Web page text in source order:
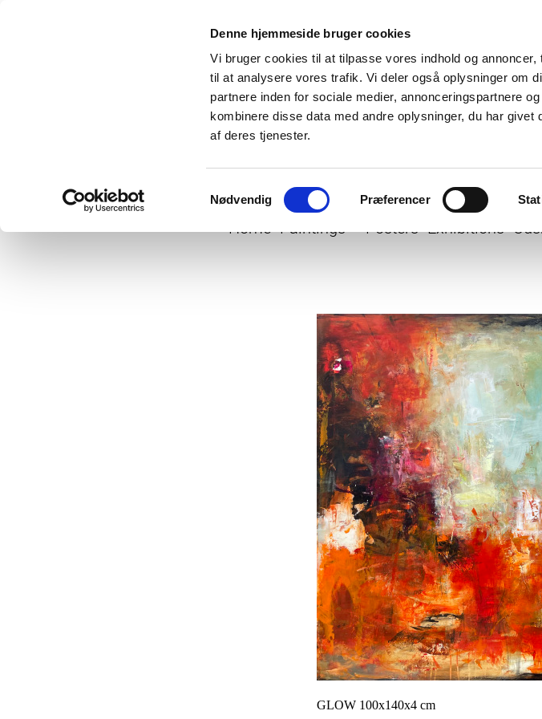
Denne hjemmeside bruger cookies
Vi bruger cookies til at tilpasse vores indhold og
til at analysere vores trafik. Vi deler også oplysninger om
partnere inden for sociale medier, annonceringspartnere
kombinere disse data med andre oplysninger, du har
af deres tjenester.
Nødvendig Præferencer
Home Paintings Posters Exhibitions
GLOW 100x140x4 cm